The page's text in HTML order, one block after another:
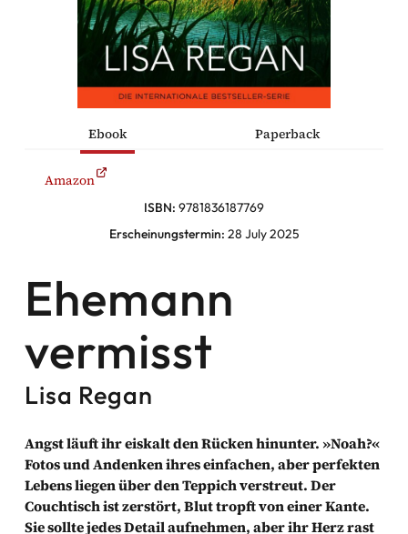
Facebook
Komödien
Ebook Paperback
Amazon
ISBN: 9781836187769
Erscheinungstermin: 28 July 2025
Ehemann
vermisst
Lisa Regan
Angst läuft ihr eiskalt den Rücken hinunter. »Noah?«
Fotos und Andenken ihres einfachen, aber perfekten
Lebens liegen über den Teppich verstreut. Der
Couchtisch ist zerstört, Blut tropft von einer Kante.
Sie sollte jedes Detail aufnehmen, aber ihr Herz rast